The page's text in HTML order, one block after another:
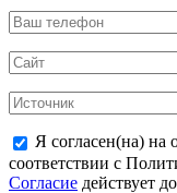
Я согласен(на) на
соответствии с
Согласие действует